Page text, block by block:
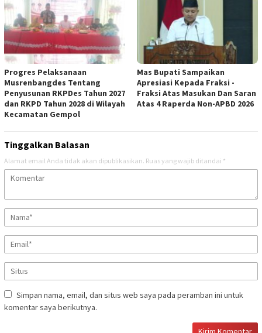
Progres Pelaksanaan
Musrenbangdes Tentang
Penyusunan RKPDes Tahun 2027
dan RKPD Tahun 2028 di Wilayah
Kecamatan Gempol
Mas Bupati Sampaikan
Apresiasi Kepada Fraksi -
Fraksi Atas Masukan Dan Saran
Atas 4 Raperda Non-APBD 2026
Tinggalkan Balasan
Alamat email Anda tidak akan dipublikasikan. Ruas yang wajib ditandai *
Simpan nama, email, dan situs web saya pada peramban ini untuk
komentar saya berikutnya.